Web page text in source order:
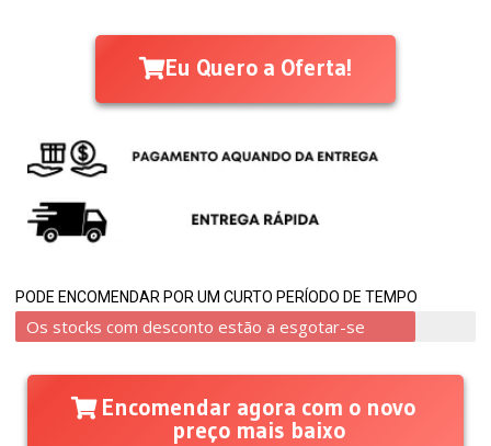
Eu Quero a Oferta!
PODE ENCOMENDAR POR UM CURTO PERÍODO DE TEMPO
Os stocks com desconto estão a esgotar-se
Encomendar agora com o novo
preço mais baixo